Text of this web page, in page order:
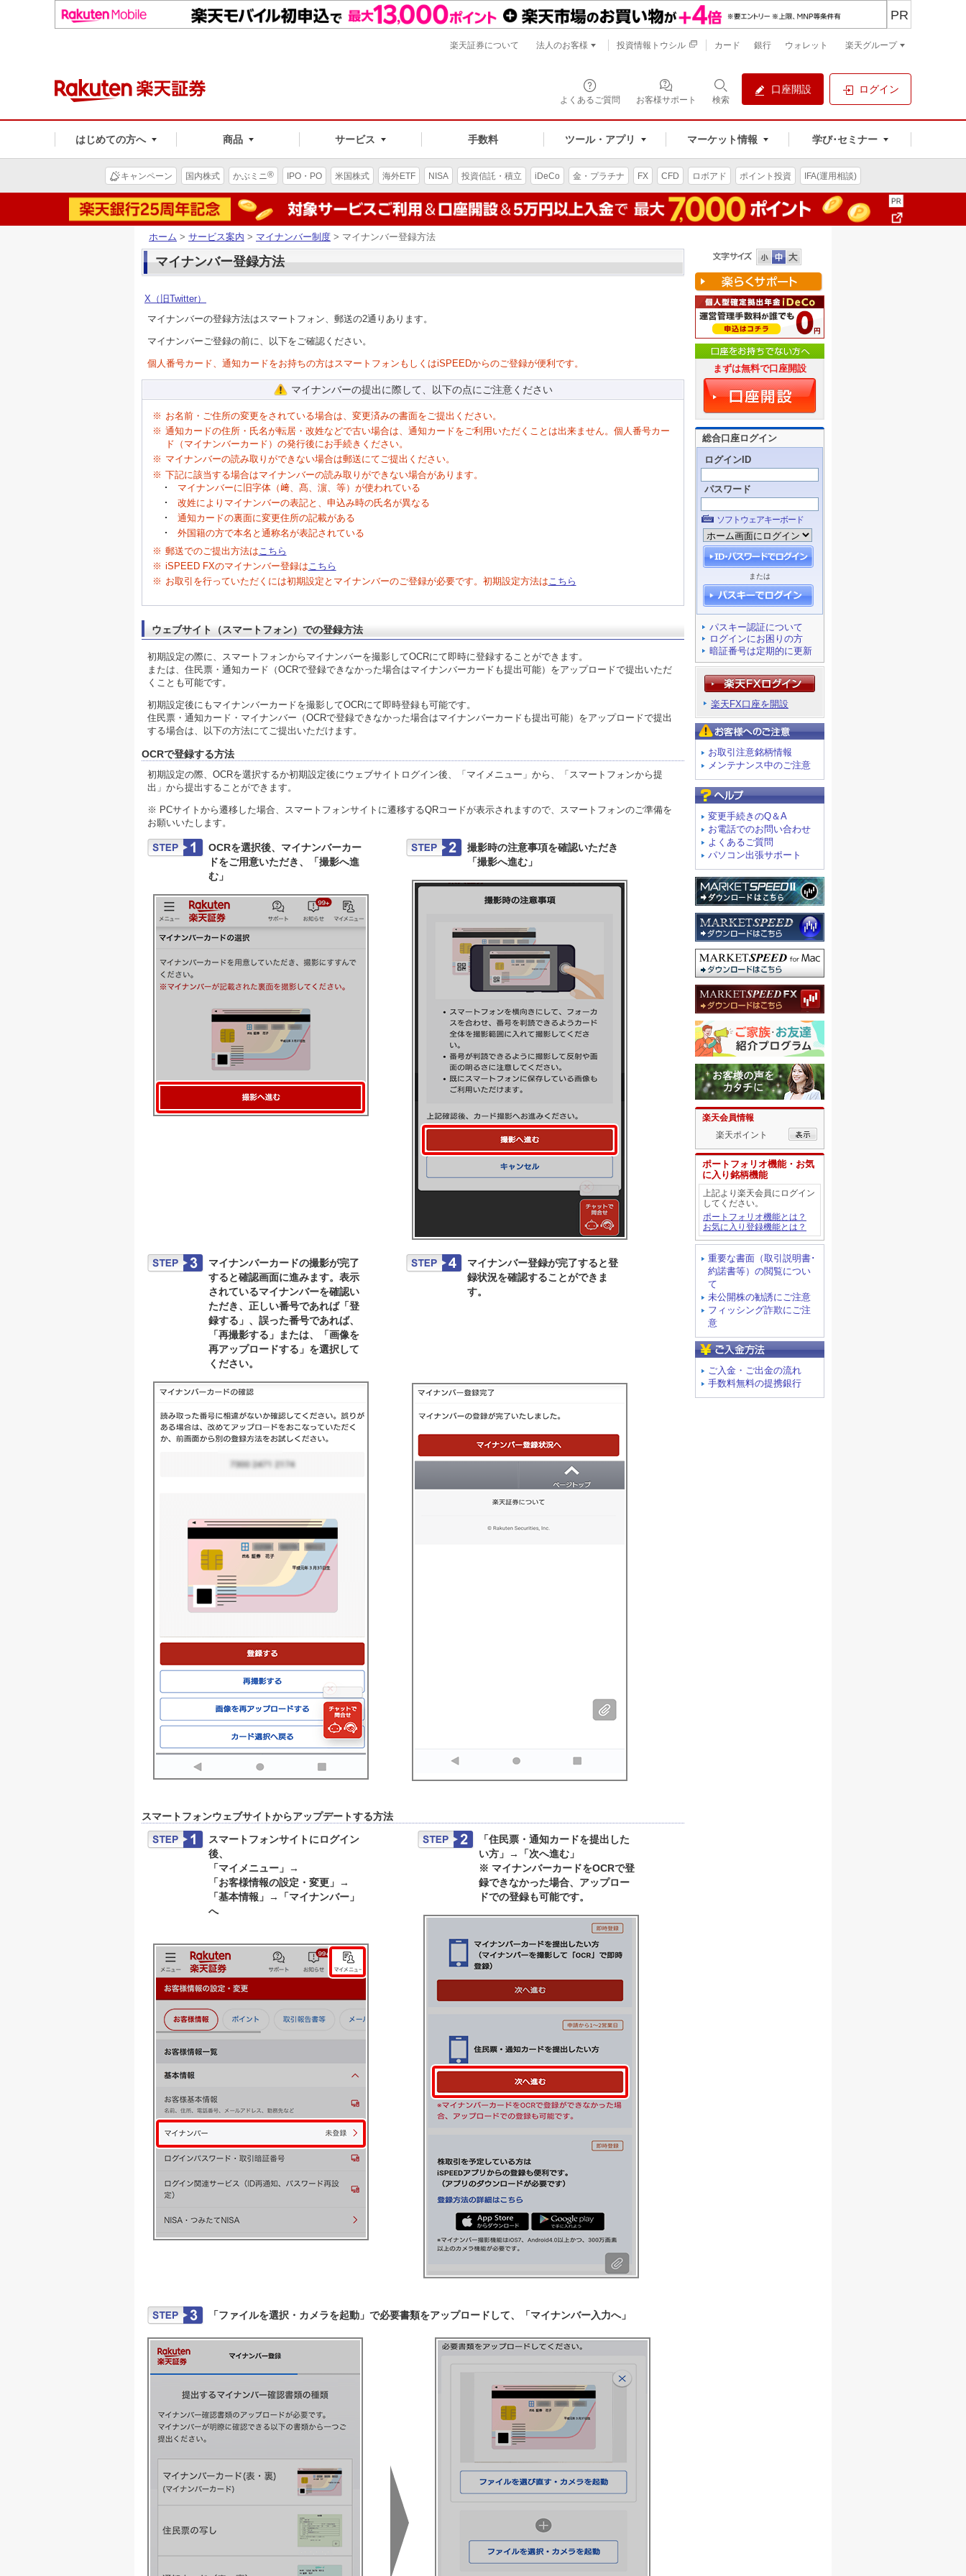
よくあるご質問 お客様サポート 検索
口座開設 ログイン
はじめての方へ 商品 サービス 手数料 ツール・アプリ マーケット情報 学び･セミナー
PR
楽天証券について 法人のお客様 投資情報トウシル カード 銀行 ウォレット 楽天グループ
キャンペーン 国内株式 かぶミニ® IPO・PO 米国株式 海外ETF NISA 投資信託・積立 iDeCo 金・プラチナ FX CFD ロボアド ポイント投資 IFA(運用相談)
ホーム > サービス案内 > マイナンバー制度 > マイナンバー登録方法
マイナンバー登録方法
X（旧Twitter）
マイナンバーの登録方法はスマートフォン、郵送の2通りあります。
マイナンバーご登録の前に、以下をご確認ください。
個人番号カード、通知カードをお持ちの方はスマートフォンもしくはiSPEEDからのご登録が便利です。
マイナンバーの提出に際して、以下の点にご注意ください
※ お名前・ご住所の変更をされている場合は、変更済みの書面をご提出ください。
※ 通知カードの住所・氏名が転居・改姓などで古い場合は、通知カードをご利用いただくことは出来ません。個人番号カー
ド（マイナンバーカード）の発行後にお手続きください。
※ マイナンバーの読み取りができない場合は郵送にてご提出ください。
※ 下記に該当する場合はマイナンバーの読み取りができない場合があります。
マイナンバーに旧字体（﨑、髙、濵、等）が使われている
改姓によりマイナンバーの表記と、申込み時の氏名が異なる
通知カードの裏面に変更住所の記載がある
外国籍の方で本名と通称名が表記されている
※ 郵送でのご提出方法は こちら
※ iSPEED FXのマイナンバー登録はこちら
※ お取引を行っていただくには初期設定とマイナンバーのご登録が必要です。初期設定方法はこちら
ウェブサイト（スマートフォン）での登録方法
初期設定の際に、スマートフォンからマイナンバーを撮影してOCRにて即時に登録することができます。
または、住民票・通知カード（OCRで登録できなかった場合はマイナンバーカードも提出可能）をアップロードで提出いただ
くことも可能です。
初期設定後にもマイナンバーカードを撮影してOCRにて即時登録も可能です。
住民票・通知カード・マイナンバー（OCRで登録できなかった場合はマイナンバーカードも提出可能）をアップロードで提出
する場合は、以下の方法にてご提出いただけます。
OCRで登録する方法
初期設定の際、OCRを選択するか初期設定後にウェブサイトログイン後、「マイメニュー」から、「スマートフォンから提
出」から提出することができます。
※ PCサイトから遷移した場合、スマートフォンサイトに遷移するQRコードが表示されますので、スマートフォンのご準備を
お願いいたします。
OCRを選択後、マイナンバーカー
ドをご用意いただき、「撮影へ進
む」
撮影時の注意事項を確認いただき
「撮影へ進む」
マイナンバーカードの撮影が完了
すると確認画面に進みます。表示
されているマイナンバーを確認い
ただき、正しい番号であれば「登
録する」、誤った番号であれば、
「再撮影する」または、「画像を
再アップロードする」を選択して
ください。
マイナンバー登録が完了すると登
録状況を確認することができま
す。
スマートフォンウェブサイトからアップデートする方法
スマートフォンサイトにログイン
後、
「マイメニュー」→
「お客様情報の設定・変更」→
「基本情報」→「マイナンバー」
へ
「住民票・通知カードを提出した
い方」→「次へ進む」
※ マイナンバーカードをOCRで登
録できなかった場合、アップロー
ドでの登録も可能です。
「ファイルを選択・カメラを起動」で必要書類をアップロードして、「マイナンバー入力へ」
まずは無料で口座開設
総合口座ログイン
ログインID
パスワード
ソフトウェアキーボード
または
パスキー認証について
ログインにお困りの方
暗証番号は定期的に更新
楽天FX口座を開設
お取引注意銘柄情報
メンテナンス中のご注意
変更手続きのQ＆A
お電話でのお問い合わせ
よくあるご質問
パソコン出張サポート
楽天会員情報
楽天ポイント
ポートフォリオ機能・お気
に入り銘柄機能
上記より楽天会員にログイン
してください。
ポートフォリオ機能とは？
お気に入り登録機能とは？
重要な書面（取引説明書･
約諾書等）の閲覧につい
て
未公開株の勧誘にご注意
フィッシング詐欺にご注
意
ご入金・ご出金の流れ
手数料無料の提携銀行